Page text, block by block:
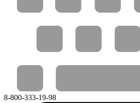
8-800-333-19-98